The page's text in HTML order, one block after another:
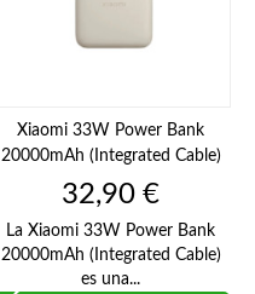
Xiaomi 33W Power Bank
20000mAh (Integrated Cable)
Precio
32,90 €
La Xiaomi 33W Power Bank
20000mAh (Integrated Cable)
es una...